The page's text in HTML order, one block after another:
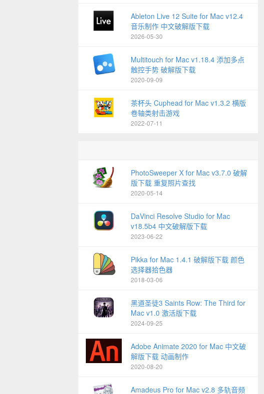
Ableton Live 12 Suite for Mac v12.4
音乐制作 中文破解版下载
2026-05-30
Multitouch for Mac v1.18.4 添加多点
触控手势 破解版下载
2020-09-09
茶杯头 Cuphead for Mac v1.3.2 横版
卷轴类射击游戏
2022-07-11
PhotoSweeper X for Mac v3.7.0 破解
版下载 重复照片查找
2020-05-14
DaVinci Resolve Studio for Mac
v18.5b4 中文破解版下载
2023-06-22
Pikka for Mac 1.4.1 破解版下载 颜色
选择器拾色器
2018-03-06
黑道圣徒3 Saints Row: The Third for
Mac v1.0 激活版下载
2024-09-25
Adobe Animate 2020 for Mac 中文破
解版下载 动画制作
2020-08-20
Amadeus Pro for Mac v2.8 多轨音频